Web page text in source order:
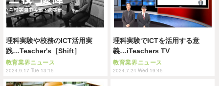
理科実験や校務のICT活用実
践…Teacher's［Shift］
教育業界ニュース
2024.9.17 Tue 13:15
理科実験でICTを活用する意
義…iTeachers TV
教育業界ニュース
2024.7.24 Wed 19:45